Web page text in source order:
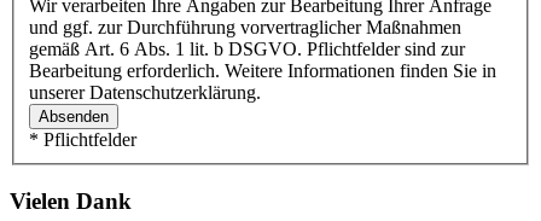
Wir verarbeiten Ihre Angaben zur Bearbeitung Ihrer Anfrage
und ggf. zur Durchführung vorvertraglicher Maßnahmen
gemäß Art. 6 Abs. 1 lit. b DSGVO. Pflichtfelder sind zur
Bearbeitung erforderlich. Weitere Informationen finden Sie in
unserer Datenschutzerklärung.
Absenden
* Pflichtfelder
Vielen Dank